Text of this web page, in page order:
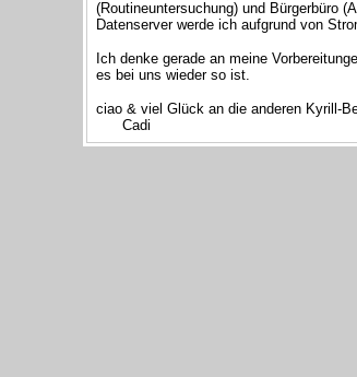
(Routineuntersuchung) und Bürgerbüro
Datenserver werde ich aufgrund von
Ich denke gerade an meine
es bei uns wieder so ist.
ciao & viel Glück an die anderen Kyrill-
Cadi